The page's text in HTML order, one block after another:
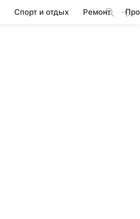
Спорт и отдых Ремонт